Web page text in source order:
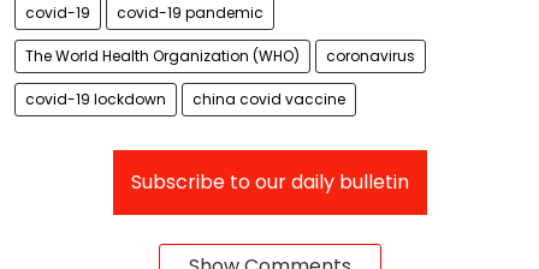
covid-19 covid-19 pandemic
The World Health Organization (WHO) coronavirus
covid-19 lockdown china covid vaccine
Subscribe to our daily bulletin